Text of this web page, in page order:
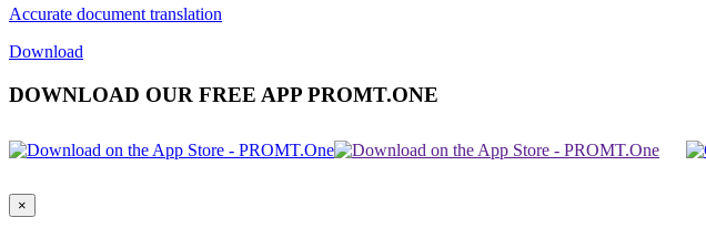
Accurate document translation
Download
DOWNLOAD OUR FREE APP PROMT.ONE
×